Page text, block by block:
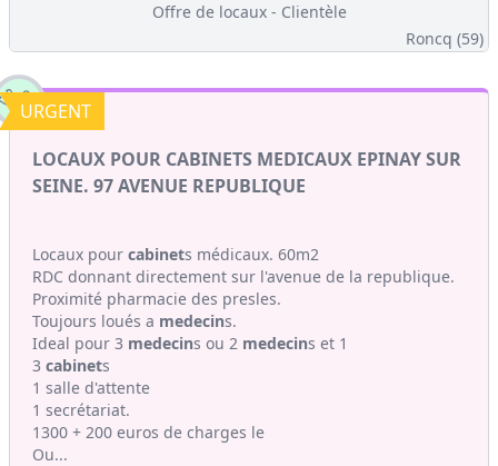
Offre de locaux - Clientèle
Roncq (59)
URGENT
LOCAUX POUR CABINETS MEDICAUX EPINAY SUR
SEINE. 97 AVENUE REPUBLIQUE
Locaux pour cabinets médicaux. 60m2
RDC donnant directement sur l'avenue de la republique.
Proximité pharmacie des presles.
Toujours loués a medecins.
Ideal pour 3 medecins ou 2 medecins et 1
3 cabinets
1 salle d'attente
1 secrétariat.
1300 + 200 euros de charges le
Ou...